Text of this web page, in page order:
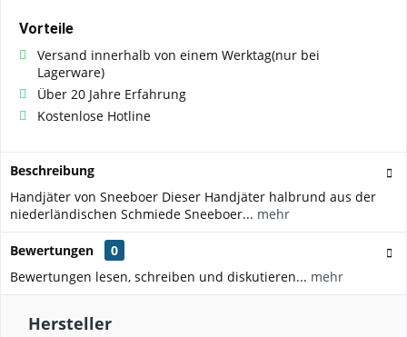
Vorteile
Versand innerhalb von einem Werktag(nur bei
Lagerware)
Über 20 Jahre Erfahrung
Kostenlose Hotline
Beschreibung
Handjäter von Sneeboer Dieser Handjäter halbrund aus der
niederländischen Schmiede Sneeboer... mehr
Bewertungen
0
Bewertungen lesen, schreiben und diskutieren... mehr
Hersteller